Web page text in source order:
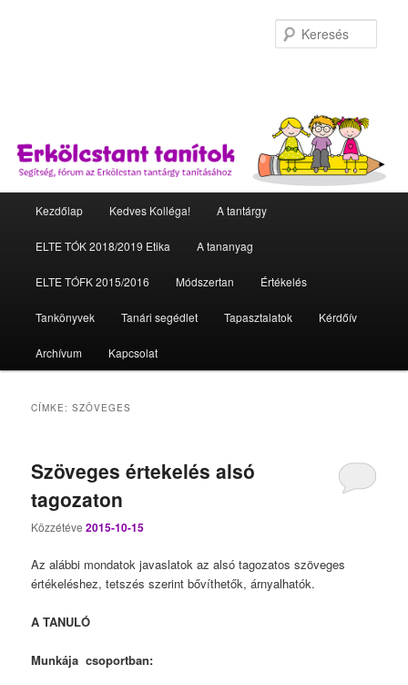
Tovább az elsődleges tartalomra
Tovább a másodlagos tartalomra
Kezdőlap Kedves Kolléga! A tantárgy
ELTE TÓK 2018/2019 Etika A tananyag
ELTE TÓFK 2015/2016 Módszertan Értékelés
Tankönyvek Tanári segédlet Tapasztalatok Kérdőív
Archívum Kapcsolat
CÍMKE:SZÖVEGES
Szöveges értekelés alsó
tagozaton
Közzétéve2015-10-15
Az alábbi mondatok javaslatok az alsó tagozatos szöveges
értékeléshez, tetszés szerint bővíthetők, árnyalhatók.
A TANULÓ
Munkája csoportban: